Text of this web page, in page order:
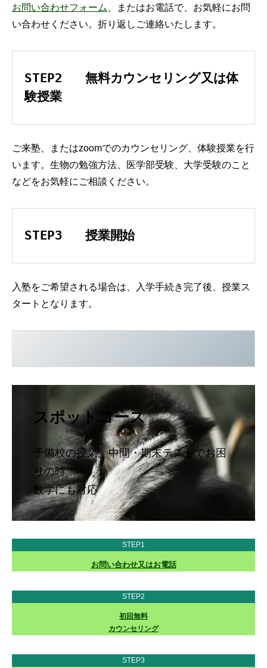
お問い合わせフォーム
、またはお電話で、お気軽にお問
い合わせください。折り返しご連絡いたします。
STEP2   無料カウンセリング又は体
験授業
ご来塾、またはzoomでのカウンセリング、体験授業を行
います。生物の勉強方法、医学部受験、大学受験のこと
などをお気軽にご相談ください。
STEP3   授業開始
入塾をご希望される場合は、入学手続き完了後、授業ス
タートとなります。
スポットコース
予備校の授業、中間・期末テストでお困
りの時
数学にも対応
STEP1
お問い合わせ又はお電話
STEP2
初回無料
カウンセリング
STEP3